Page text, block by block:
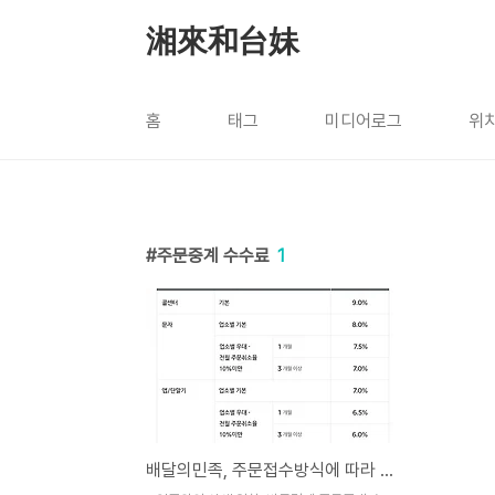
湘來和台妹
홈 태그 미디어로그 위
주문중계 수수료 1
배달의민족, 주문접수방식에 따라 주문중계 수수료 차등부과